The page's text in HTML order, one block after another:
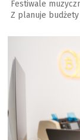
Festiwale
Z planuje
a